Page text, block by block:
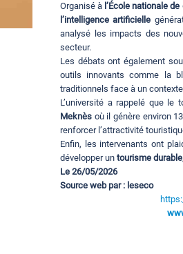
Organisé à l’École nationale
l’intelligence artificielle
analysé les impacts des
secteur.
Les débats ont également
outils innovants comme la
traditionnels face à un
L’université a rappelé que le
Meknès où il génère environ
renforcer l’attractivité
Enfin, les intervenants ont
développer un tourisme durable
Le 26/05/2026
Source web par : leseco